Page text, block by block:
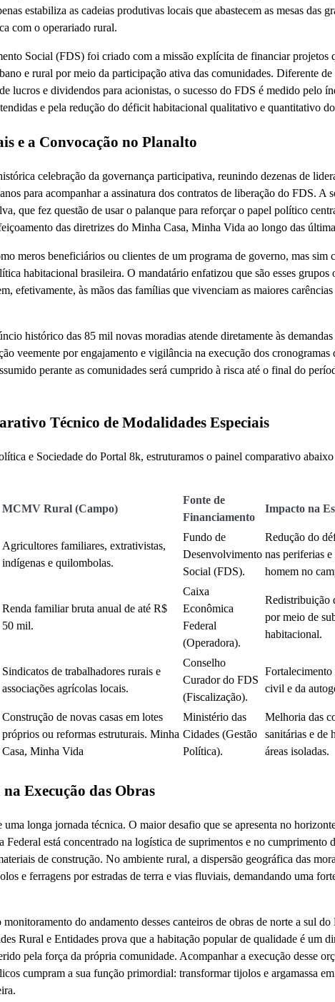
estabiliza as cadeias produtivas locais que abastecem as mesas das
com o operariado rural.
Social (FDS) foi criado com a missão explícita de financiar projetos
e rural por meio da participação ativa das comunidades. Diferente
lucros e dividendos para acionistas, o sucesso do FDS é medido pelo
e pela redução do déficit habitacional qualitativo e quantitativo
e a Convocação no Planalto
celebração da governança participativa, reunindo dezenas de
para acompanhar a assinatura dos contratos de liberação do FDS. A
que fez questão de usar o palanque para reforçar o papel político
das diretrizes do Minha Casa, Minha Vida ao longo das
meros beneficiários ou clientes de um programa de governo, mas sim
habitacional brasileira. O mandatário enfatizou que são esses grupos
efetivamente, às mãos das famílias que vivenciam as maiores
histórico das 85 mil novas moradias atende diretamente às
veemente por engajamento e vigilância na execução dos cronogramas
perante as comunidades será cumprido à risca até o final do
Técnico de Modalidades Especiais
e Sociedade do Portal 8k, estruturamos o painel comparativo
MCMV Rural (Campo)
Fonte de
Financiamento
Impacto na
Agricultores familiares, extrativistas,
indígenas e quilombolas.
Fundo de
Desenvolvimento
Social (FDS).
Redução do
nas periferias
homem no
Renda familiar bruta anual de até R$
50 mil.
Caixa
Econômica
Federal
(Operadora).
Redistribuição
por meio de
habitacional.
Sindicatos de trabalhadores rurais e
associações agrícolas locais.
Conselho
Curador do FDS
(Fiscalização).
Fortalecimento
civil e da
Construção de novas casas em lotes
próprios ou reformas estruturais. Minha
Casa, Minha Vida
Ministério das
Cidades (Gestão
Política).
Melhoria das
sanitárias e de
áreas isoladas.
Execução das Obras
longa jornada técnica. O maior desafio que se apresenta no
está concentrado na logística de suprimentos e no cumprimento
de construção. No ambiente rural, a dispersão geográfica das
e ferragens por estradas de terra e vias fluviais, demandando uma
do andamento desses canteiros de obras de norte a sul do
Rural e Entidades prova que a habitação popular de qualidade é um
pela força da própria comunidade. Acompanhar a execução desse
cumpram a sua função primordial: transformar tijolos e argamassa